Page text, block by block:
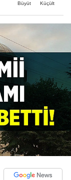
Büyüt Küçült